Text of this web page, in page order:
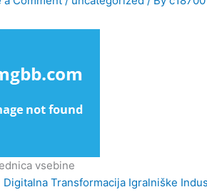
vsebine
Digitalna Transformacija Igralniške